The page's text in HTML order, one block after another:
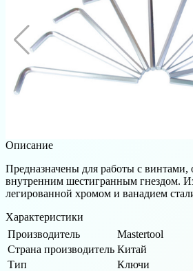
Описание
Предназначены для работы с
внутренним шестигранным гнездом.
легированной хромом и ванадием
Характеристики
Производитель
Mastertool
Страна производитель Китай
Тип
Ключи